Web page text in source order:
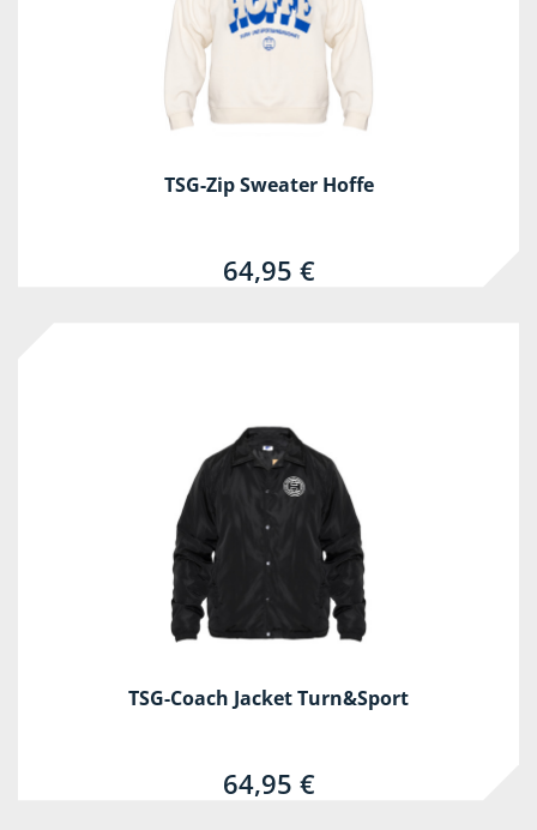
TSG-Zip Sweater Hoffe
64,95 €
TSG-Coach Jacket Turn&Sport
64,95 €